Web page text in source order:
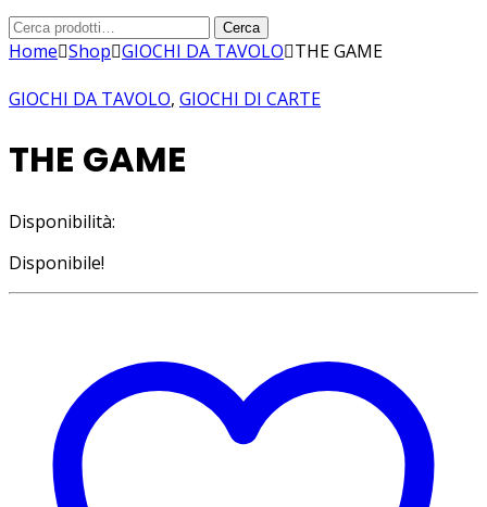
Cerca: Cerca
Home Shop GIOCHI DA TAVOLO THE GAME
GIOCHI DA TAVOLO, GIOCHI DI CARTE
THE GAME
Disponibilità:
Disponibile!